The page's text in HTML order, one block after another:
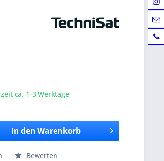
ca. 1-3 Werktage
In den Warenkorb
Bewerten